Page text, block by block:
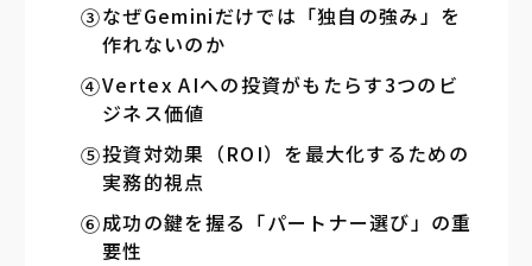
なぜGeminiだけでは「独自の強み」を
作れないのか
Vertex AIへの投資がもたらす3つのビ
ジネス価値
投資対効果（ROI）を最大化するための
実務的視点
成功の鍵を握る「パートナー選び」の重
要性